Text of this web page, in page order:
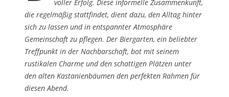
voller Erfolg. Diese informelle Zusammenkunft,
die regelmäßig stattfindet, dient dazu, den Alltag hinter
sich zu lassen und in entspannter Atmosphäre
Gemeinschaft zu pflegen. Der Biergarten, ein beliebter
Treffpunkt in der Nachbarschaft, bot mit seinem
rustikalen Charme und den schattigen Plätzen unter
den alten Kastanienbäumen den perfekten Rahmen für
diesen Abend.